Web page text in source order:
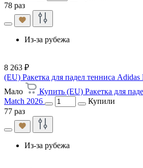
78 раз
Из-за рубежа
8 263 ₽
(EU) Ракетка для падел тенниса Adidas
Мало
Купить (EU) Ракетка для
Match 2026
Купили
77 раз
Из-за рубежа